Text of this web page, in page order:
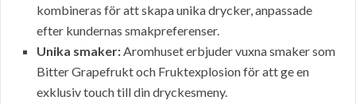
kombineras för att skapa unika drycker, anpassade
efter kundernas smakpreferenser.
Unika smaker:Aromhuset erbjuder vuxna smaker som
Bitter Grapefrukt och Fruktexplosion för att ge en
exklusiv touch till din dryckesmeny.